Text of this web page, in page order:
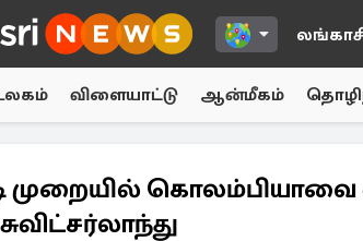
விளையாட்டு ஆன்மீகம்
முறையில் கொலம்பியாவை